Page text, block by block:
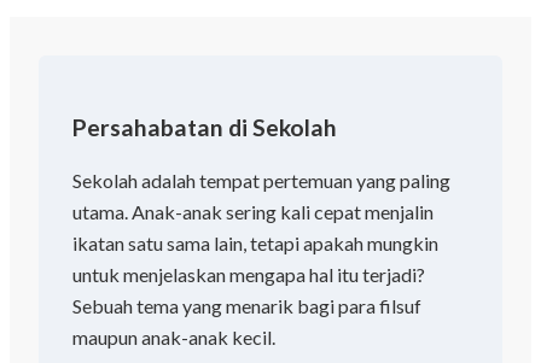
Persahabatan di Sekolah
Sekolah adalah tempat pertemuan yang paling
utama. Anak-anak sering kali cepat menjalin
ikatan satu sama lain, tetapi apakah mungkin
untuk menjelaskan mengapa hal itu terjadi?
Sebuah tema yang menarik bagi para filsuf
maupun anak-anak kecil.